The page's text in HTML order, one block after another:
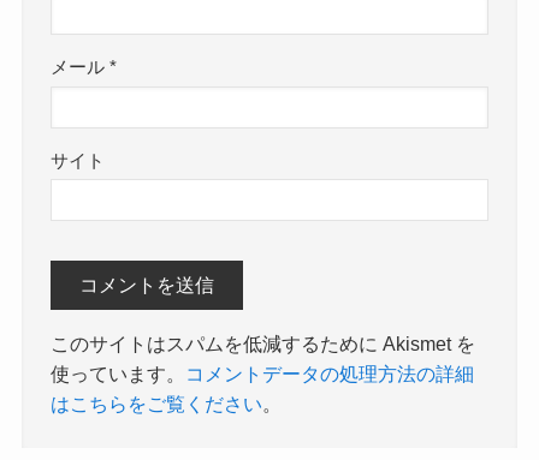
メール*
サイト
このサイトはスパムを低減するために Akismet を
使っています。
コメントデータの処理方法の詳細
はこちらをご覧ください。